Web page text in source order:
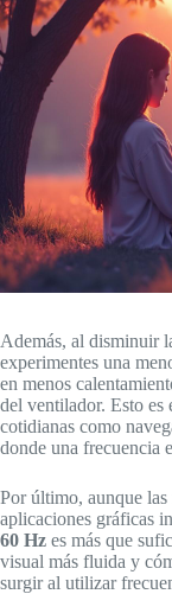
Además, al disminuir
experimentes una
en menos
del ventilador. Esto es
cotidianas como
donde una frecuencia
Por último, aunque las
aplicaciones gráficas
60 Hz es más que
visual más fluida y
surgir al utilizar